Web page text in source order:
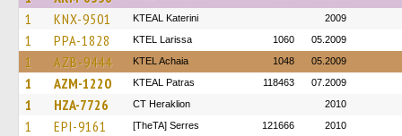
1 KNX-9501 KTEAL Katerini 2009
1 PPA-1828 KTEL Larissa 1060 05.2009
1 AZB-9444 KTEL Achaia 1048 05.2009
1 AZM-1220 KTEAL Patras 118463 07.2009
1 HZA-7726 CT Heraklion 2010
1 EPI-9161 [TheTA] Serres 121666 2010